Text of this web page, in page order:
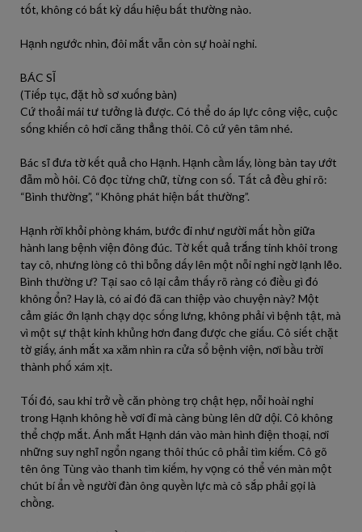
tốt, không có bất kỳ dấu hiệu bất thường nào.
Hạnh ngước nhìn, đôi mắt vẫn còn sự hoài nghi.
BÁC SĨ
(Tiếp tục, đặt hồ sơ xuống bàn)
Cứ thoải mái tư tưởng là được. Có thể do áp lực công việc, cuộc
sống khiến cô hơi căng thẳng thôi. Cô cứ yên tâm nhé.
Bác sĩ đưa tờ kết quả cho Hạnh. Hạnh cầm lấy, lòng bàn tay ướt
đẫm mồ hôi. Cô đọc từng chữ, từng con số. Tất cả đều ghi rõ:
“Bình thường”, “Không phát hiện bất thường”.
Hạnh rời khỏi phòng khám, bước đi như người mất hồn giữa
hành lang bệnh viện đông đúc. Tờ kết quả trắng tinh khôi trong
tay cô, nhưng lòng cô thì bỗng dấy lên một nỗi nghi ngờ lạnh lẽo.
Bình thường ư? Tại sao cô lại cảm thấy rõ ràng có điều gì đó
không ổn? Hay là, có ai đó đã can thiệp vào chuyện này? Một
cảm giác ớn lạnh chạy dọc sống lưng, không phải vì bệnh tật, mà
vì một sự thật kinh khủng hơn đang được che giấu. Cô siết chặt
tờ giấy, ánh mắt xa xăm nhìn ra cửa sổ bệnh viện, nơi bầu trời
thành phố xám xịt.
Tối đó, sau khi trở về căn phòng trọ chật hẹp, nỗi hoài nghi
trong Hạnh không hề vơi đi mà càng bùng lên dữ dội. Cô không
thể chợp mắt. Ánh mắt Hạnh dán vào màn hình điện thoại, nơi
những suy nghĩ ngổn ngang thôi thúc cô phải tìm kiếm. Cô gõ
tên ông Tùng vào thanh tìm kiếm, hy vọng có thể vén màn một
chút bí ẩn về người đàn ông quyền lực mà cô sắp phải gọi là
chồng.